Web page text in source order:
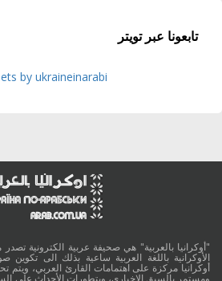
تابعونا عبر تويتر
by ukraineinarabi
"أوكرانيا بالعربية" هي صحيفة عربية الكترونية تصدر
الأوكرانية باللغة العربية ساعية بذلك الى
أوكرانيا مركزة على اهتمامات القارئ العربي،
ومستمر بالسبق الإخباري، وبتطورات الأحداث على